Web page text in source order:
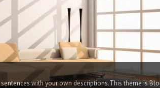
3 title
replace these sentences with your own